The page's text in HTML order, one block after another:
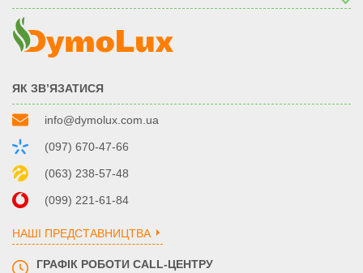
ЯК ЗВ’ЯЗАТИСЯ
info@dymolux.com.ua
(097) 670-47-66
(063) 238-57-48
(099) 221-61-84
НАШІ ПРЕДСТАВНИЦТВА
ГРАФІК РОБОТИ CALL-ЦЕНТРУ